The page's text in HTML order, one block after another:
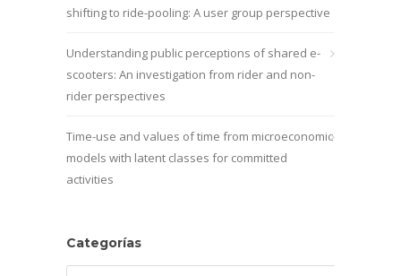
shifting to ride-pooling: A user group perspective
Understanding public perceptions of shared e-
scooters: An investigation from rider and non-
rider perspectives
Time-use and values of time from microeconomic
models with latent classes for committed
activities
Categorías